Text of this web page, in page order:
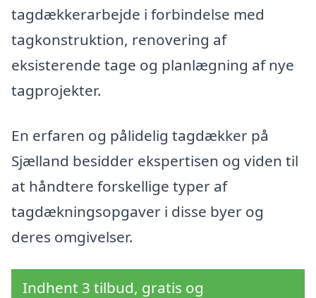
tagdækkerarbejde i forbindelse med
tagkonstruktion, renovering af
eksisterende tage og planlægning af nye
tagprojekter.
En erfaren og pålidelig tagdækker på
Sjælland besidder ekspertisen og viden til
at håndtere forskellige typer af
tagdækningsopgaver i disse byer og
deres omgivelser.
Indhent 3 tilbud, gratis og